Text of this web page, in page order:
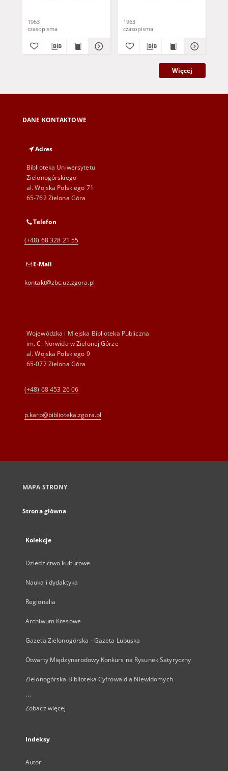
1963
czasopisma
1963
czasopisma
Więcej
DANE KONTAKTOWE
Adres
Biblioteka Uniwersytetu
Zielonogórskiego
al. Wojska Polskiego 71
65-762 Zielona Góra
Telefon
(+48) 68 328 21 55
E-Mail
kontakt@zbc.uz.zgora.pl
Wojewódzka i Miejska Biblioteka Publiczna
im. C. Norwida w Zielonej Górze
al. Wojska Polskiego 9
65-077 Zielona Góra
(+48) 68 453 26 06
p.karp@biblioteka.zgora.pl
MAPA STRONY
Strona główna
Kolekcje
Dziedzictwo kulturowe
Nauka i dydaktyka
Regionalia
Archiwum Kresowe
Gazeta Zielonogórska - Gazeta Lubuska
Otwarty Międzynarodowy Konkurs na Rysunek Satyryczny
Zielonogórska Biblioteka Cyfrowa dla Niewidomych
...
Zobacz więcej
Indeksy
Autor